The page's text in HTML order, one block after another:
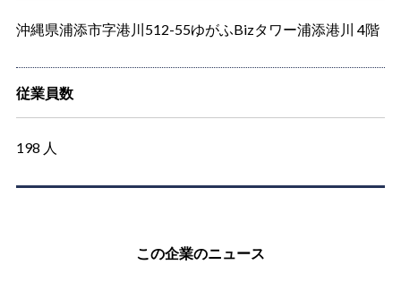
沖縄県浦添市字港川512-55ゆがふBizタワー浦添港川 4階
従業員数
198 人
この企業のニュース